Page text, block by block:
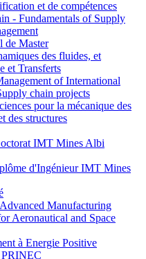
et de compétences
- Fundamentals of Supply
de Master
des fluides, et
et Transferts
of International
chain projects
pour la mécanique des
des structures
IMT Mines Albi
d'Ingénieur IMT Mines
Manufacturing
Aeronautical and Space
à Energie Positive